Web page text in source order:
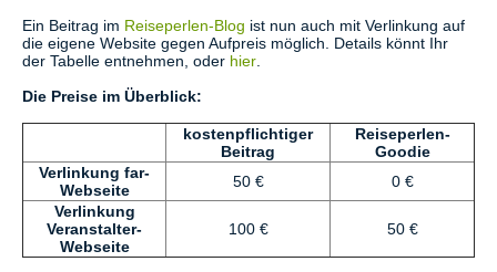
Ein Beitrag im Reiseperlen-Blog ist nun auch mit Verlinkung auf
die eigene Website gegen Aufpreis möglich. Details könnt Ihr
der Tabelle entnehmen, oder hier
Die Preise im Überblick:
kostenpflichtiger
Beitrag
Reiseperlen-
Goodie
Verlinkung far-
Webseite
50 €
0 €
Verlinkung
Veranstalter-
Webseite
100 € 50 €